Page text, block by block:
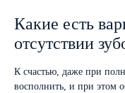
Какие есть
отсутствии
К счастью, даже при
восполнить, и при этом